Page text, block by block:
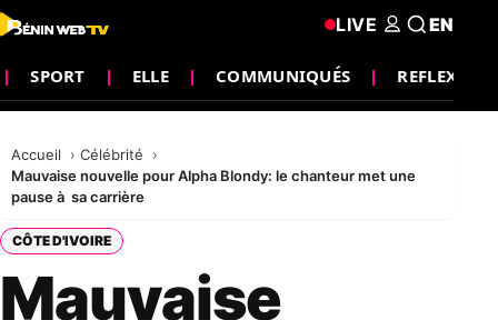
SPORT ELLE COMMUNIQUÉS REFLEXION
LIVE EN
Accueil
Célébrité
Mauvaise nouvelle pour Alpha Blondy: le chanteur met une
pause à sa carrière
CÔTE D'IVOIRE
Mauvaise